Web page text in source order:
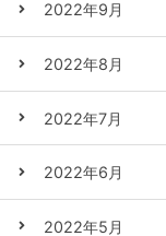
2022年9月
2022年8月
2022年7月
2022年6月
2022年5月